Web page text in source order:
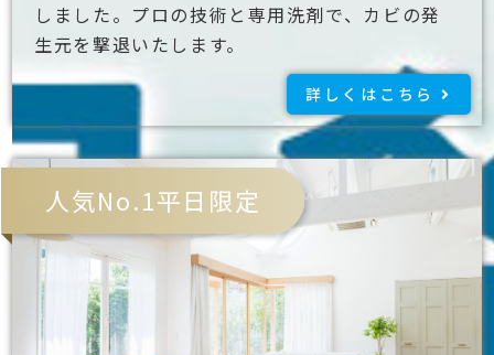
しました。プロの技術と専用洗剤で、カビの発
生元を撃退いたします。
詳しくはこちら
人気No.1平日限定